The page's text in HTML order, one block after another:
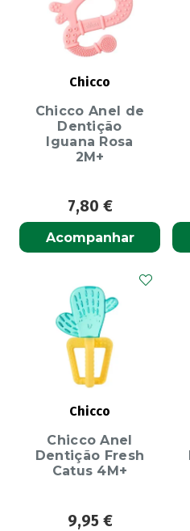
Chicco
Chicco Anel de
Dentição
Iguana Rosa
2M+
7,80 €
Acompanhar
Chicco
Chicco Anel
Dentição Fresh
Catus 4M+
9,95 €